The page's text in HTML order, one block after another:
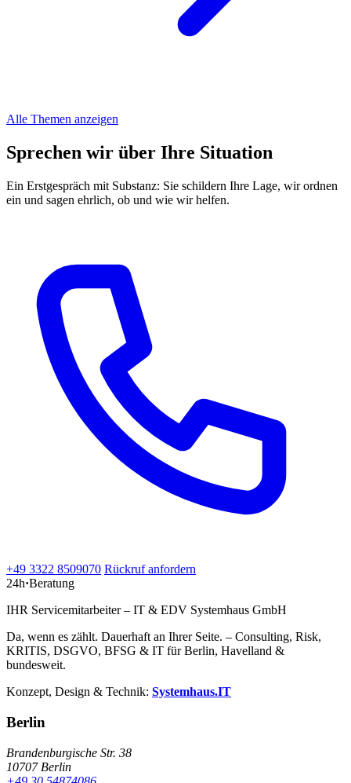
Alle Themen anzeigen
Sprechen wir über Ihre Situation
Ein Erstgespräch mit Substanz: Sie schildern Ihre Lage, wir ordnen
ein und sagen ehrlich, ob und wie wir helfen.
+49 3322 8509070 Rückruf anfordern
24h·Beratung
IHR Servicemitarbeiter – IT & EDV Systemhaus GmbH
Da, wenn es zählt. Dauerhaft an Ihrer Seite. – Consulting, Risk,
KRITIS, DSGVO, BFSG & IT für Berlin, Havelland &
bundesweit.
Konzept, Design & Technik: Systemhaus.IT
Berlin
Brandenburgische Str. 38
10707 Berlin